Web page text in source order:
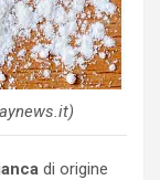
di origine